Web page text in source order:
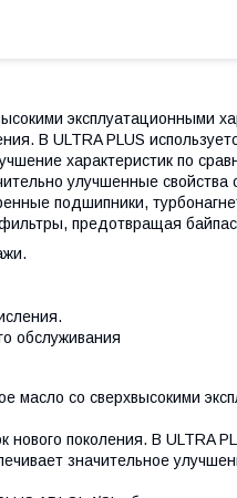
эксплуатационными
В ULTRA PLUS
характеристик по
улучшенные
подшипники,
предотвращая
обслуживания
масло со сверхвысокими
поколения. В ULTRA
значительное